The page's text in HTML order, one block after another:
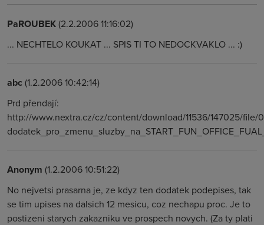
PaROUBEK(2.2.2006 11:16:02)
... NECHTELO KOUKAT ... SPIS TI TO NEDOCKVAKLO ... :)
abc(1.2.2006 10:42:14)
Prd přendají:
http://www.nextra.cz/cz/content/download/11536/147025/file/
Anonym (1.2.2006 10:51:22)
No nejvetsi prasarna je, ze kdyz ten dodatek podepises, tak
se tim upises na dalsich 12 mesicu, coz nechapu proc. Je to
postizeni starych zakazniku ve prospech novych. (Za ty plati